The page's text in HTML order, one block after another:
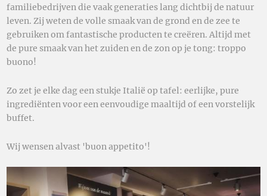
familiebedrijven die vaak generaties lang dichtbij de natuur
leven. Zij weten de volle smaak van de grond en de zee te
gebruiken om fantastische producten te creëren. Altijd met
de pure smaak van het zuiden en de zon op je tong: troppo
buono!
Zo zet je elke dag een stukje Italië op tafel: eerlijke, pure
ingrediënten voor een eenvoudige maaltijd of een vorstelijk
buffet.
Wij wensen alvast 'buon appetito'!